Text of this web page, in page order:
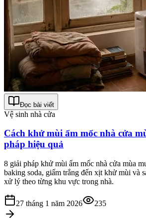
Đọc bài viết
Vệ sinh nhà cửa
Cách khử mùi ẩm mốc nhà cửa
pháp hiệu quả
8 giải pháp khử mùi ẩm mốc nhà cửa mùa
baking soda, giấm trắng đến xịt khử mùi và
xử lý theo từng khu vực trong nhà.
27 tháng 1 năm 2026 235